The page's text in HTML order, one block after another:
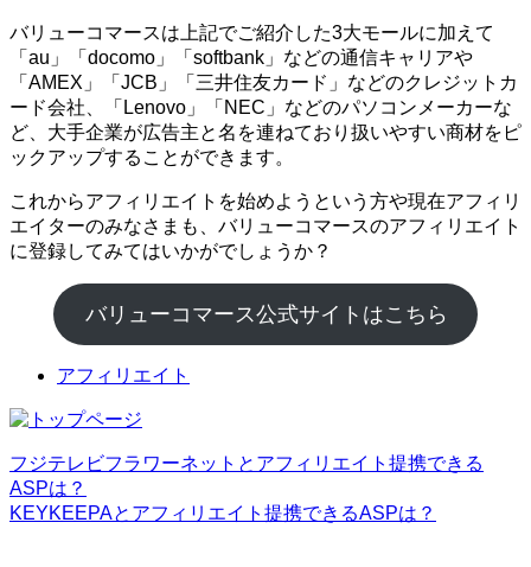
バリューコマースは上記でご紹介した3大モールに加えて
「au」「docomo」「softbank」などの通信キャリアや
「AMEX」「JCB」「三井住友カード」などのクレジットカ
ード会社、「Lenovo」「NEC」などのパソコンメーカーな
ど、大手企業が広告主と名を連ねており扱いやすい商材をピ
ックアップすることができます。
これからアフィリエイトを始めようという方や現在アフィリ
エイターのみなさまも、バリューコマースのアフィリエイト
に登録してみてはいかがでしょうか？
バリューコマース公式サイトはこちら
アフィリエイト
フジテレビフラワーネットとアフィリエイト提携できる
ASPは？
KEYKEEPAとアフィリエイト提携できるASPは？